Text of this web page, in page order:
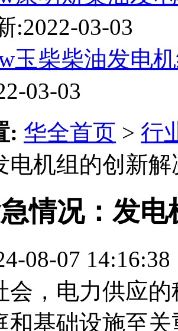
:2022-03-03
03-03
: 华全首页 > 行
电机组的创新解
情况：发
08-07 14:16:38
会，电力供应
和基础设施至